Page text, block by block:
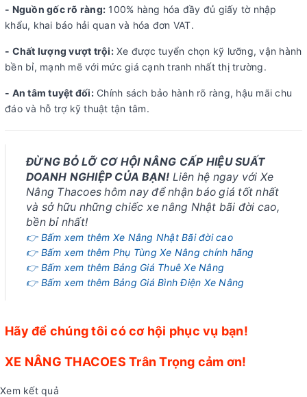
- Nguồn gốc rõ ràng: 100% hàng hóa đầy đủ giấy tờ nhập
khẩu, khai báo hải quan và hóa đơn VAT.
- Chất lượng vượt trội:Xe được tuyển chọn kỹ lưỡng, vận hành
bền bỉ, mạnh mẽ với mức giá cạnh tranh nhất thị trường.
- An tâm tuyệt đối:Chính sách bảo hành rõ ràng, hậu mãi chu
đáo và hỗ trợ kỹ thuật tận tâm.
ĐỪNG BỎ LỠ CƠ HỘI NÂNG CẤP HIỆU SUẤT
DOANH NGHIỆP CỦA BẠN! Liên hệ ngay với Xe
Nâng Thacoes hôm nay để nhận báo giá tốt nhất
và sở hữu những chiếc xe nâng Nhật bãi đời cao,
bền bỉ nhất!
👉 Bấm xem thêm Xe Nâng Nhật Bãi đời cao
👉 Bấm xem thêm Phụ Tùng Xe Nâng chính hãng
👉 Bấm xem thêm Bảng Giá Thuê Xe Nâng
👉 Bấm xem thêm Bảng Giá Bình Điện Xe Nâng
Hãy để chúng tôi có cơ hội phục vụ bạn!
XE NÂNG THACOES Trân Trọng cảm ơn!
Xem kết quả